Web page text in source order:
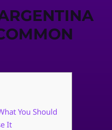
You Should
It